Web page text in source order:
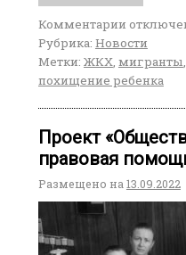
Комментарии
Рубрика: Новости
Метки: ЖКХ, мигранты
похищение ребенка
Проект
правовая
Размещено на 13.09.2022